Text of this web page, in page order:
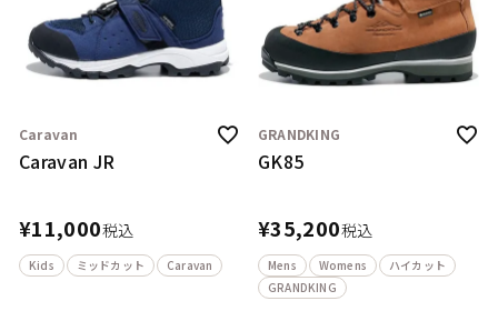
Caravan
Caravan JR
¥11,000税込
Kids ミッドカット Caravan
GRANDKING
GK85
¥35,200税込
Mens Womens
ハイカット
GRANDKING